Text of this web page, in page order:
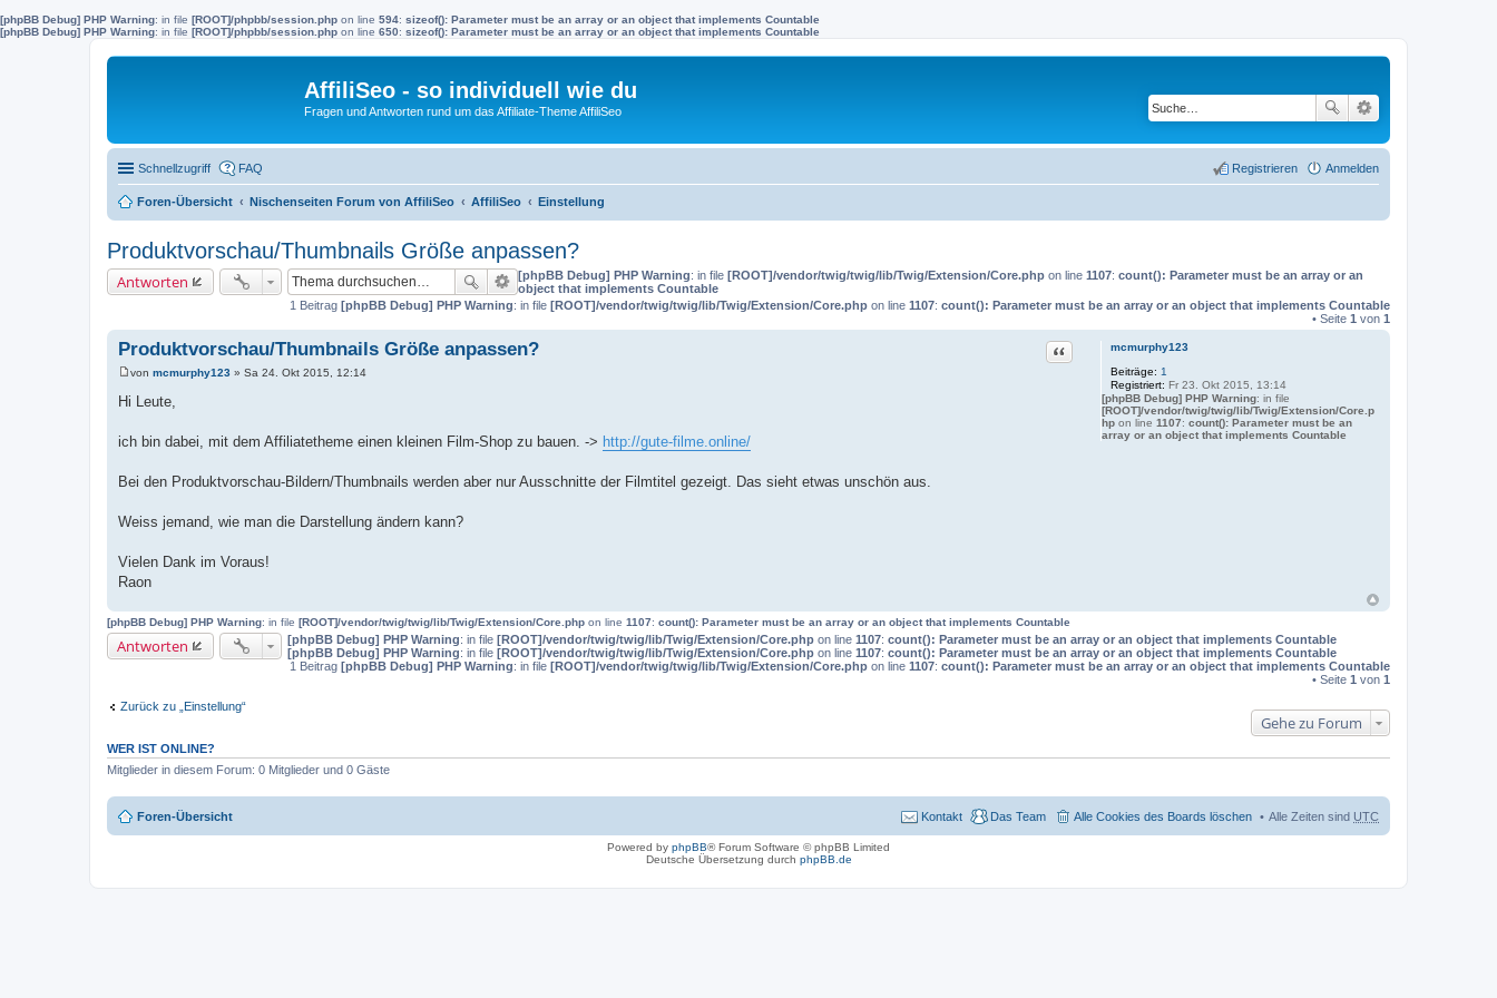
[phpBB Debug] PHP Warning: in file [ROOT]/phpbb/session.php on line 594: sizeof(): Parameter must be an array or an object that implements Countable
[phpBB Debug] PHP Warning: in file [ROOT]/phpbb/session.php on line 650: sizeof(): Parameter must be an array or an object that implements Countable
AffiliSeo - so individuell wie du
Fragen und Antworten rund um das Affiliate-Theme AffiliSeo
Schnellzugriff FAQ Anmelden
Registrieren
Foren-Übersicht Nischenseiten Forum von AffiliSeo AffiliSeo Einstellung
Produktvorschau/Thumbnails Größe anpassen?
Antworten [phpBB Debug] PHP Warning: in file [ROOT]/vendor/twig/twig/lib/Twig/Extension/Core.php on line 1107: count(): Parameter must be an array or an
object that implements Countable
1 Beitrag [phpBB Debug] PHP Warning: in file [ROOT]/vendor/twig/twig/lib/Twig/Extension/Core.php on line 1107: count(): Parameter must be an array or an object that implements Countable
• Seite 1 von 1
mcmurphy123
Beiträge: 1
Registriert: Fr 23. Okt 2015, 13:14
[phpBB Debug] PHP Warning: in file
[ROOT]/vendor/twig/twig/lib/Twig/Extension/Core.p
hpon line 1107: count(): Parameter must be an
array or an object that implements Countable
Produktvorschau/Thumbnails Größe anpassen? Zitat
r
a
von mcmurphy123 » Sa 24. Okt 2015, 12:14
Hi Leute,
ich bin dabei, mit dem Affiliatetheme einen kleinen Film-Shop zu bauen. -> http://gute-filme.online/
Bei den Produktvorschau-Bildern/Thumbnails werden aber nur Ausschnitte der Filmtitel gezeigt. Das sieht etwas unschön aus.
Weiss jemand, wie man die Darstellung ändern kann?
Vielen Dank im Voraus!
Raon
[phpBB Debug] PHP Warning: in file [ROOT]/vendor/twig/twig/lib/Twig/Extension/Core.php on line 1107: count(): Parameter must be an array or an object that implements Countable
Antworten [phpBB Debug] PHP Warning: in file [ROOT]/vendor/twig/twig/lib/Twig/Extension/Core.php on line 1107: count(): Parameter must be an array or an object that implements Countable
[phpBB Debug] PHP Warning: in file [ROOT]/vendor/twig/twig/lib/Twig/Extension/Core.php on line 1107: count(): Parameter must be an array or an object that implements Countable
1 Beitrag [phpBB Debug] PHP Warning: in file [ROOT]/vendor/twig/twig/lib/Twig/Extension/Core.php on line 1107: count(): Parameter must be an array or an object that implements Countable
• Seite 1 von 1
Zurück zu „Einstellung“
Gehe zu Forum
WER IST ONLINE?
Mitglieder in diesem Forum: 0 Mitglieder und 0 Gäste
Foren-Übersicht Alle Zeiten sind UTC
Alle Cookies des Boards löschen
Das Team
Kontakt
Powered by phpBB® Forum Software © phpBB Limited
Deutsche Übersetzung durch phpBB.de